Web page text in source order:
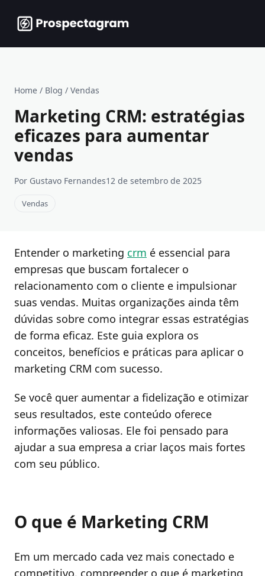
Home / Blog / Vendas
Marketing CRM: estratégias
eficazes para aumentar
vendas
Por Gustavo Fernandes12 de setembro de 2025
Vendas
Entender o marketing crm é essencial para
empresas que buscam fortalecer o
relacionamento com o cliente e impulsionar
suas vendas. Muitas organizações ainda têm
dúvidas sobre como integrar essas estratégias
de forma eficaz. Este guia explora os
conceitos, benefícios e práticas para aplicar o
marketing CRM com sucesso.
Se você quer aumentar a fidelização e otimizar
seus resultados, este conteúdo oferece
informações valiosas. Ele foi pensado para
ajudar a sua empresa a criar laços mais fortes
com seu público.
O que é Marketing CRM
Em um mercado cada vez mais conectado e
competitivo, compreender o que é marketing